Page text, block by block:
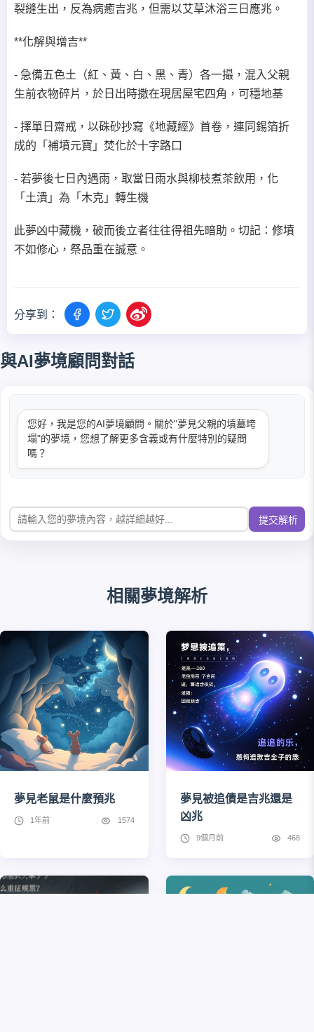
裂縫生出，反為病癒吉兆，但需以艾草沐浴三日應兆。
**化解與增吉**
- 急備五色土（紅、黃、白、黑、青）各一撮，混入父親
生前衣物碎片，於日出時撒在現居屋宅四角，可穩地基
- 擇單日齋戒，以硃砂抄寫《地藏經》首卷，連同錫箔折
成的「補墳元寶」焚化於十字路口
- 若夢後七日內遇雨，取當日雨水與柳枝煮茶飲用，化
「土潰」為「木克」轉生機
此夢凶中藏機，破而後立者往往得祖先暗助。切記：修墳
不如修心，祭品重在誠意。
分享到：
與AI夢境顧問對話
您好，我是您的AI夢境顧問。關於"夢見父親的墳墓垮
塌"的夢境，您想了解更多含義或有什麼特別的疑問
嗎？
提交解析
相關夢境解析
夢見老鼠是什麼預兆
1年前 1574
夢見被追債是吉兆還是
凶兆
9個月前 468